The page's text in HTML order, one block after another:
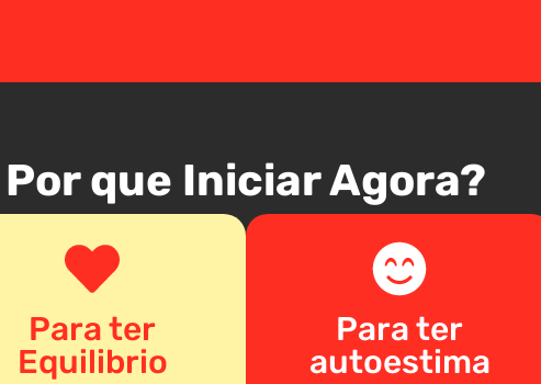
Por que Iniciar Agora?
Para ter
Equilibrio
Para ter
autoestima